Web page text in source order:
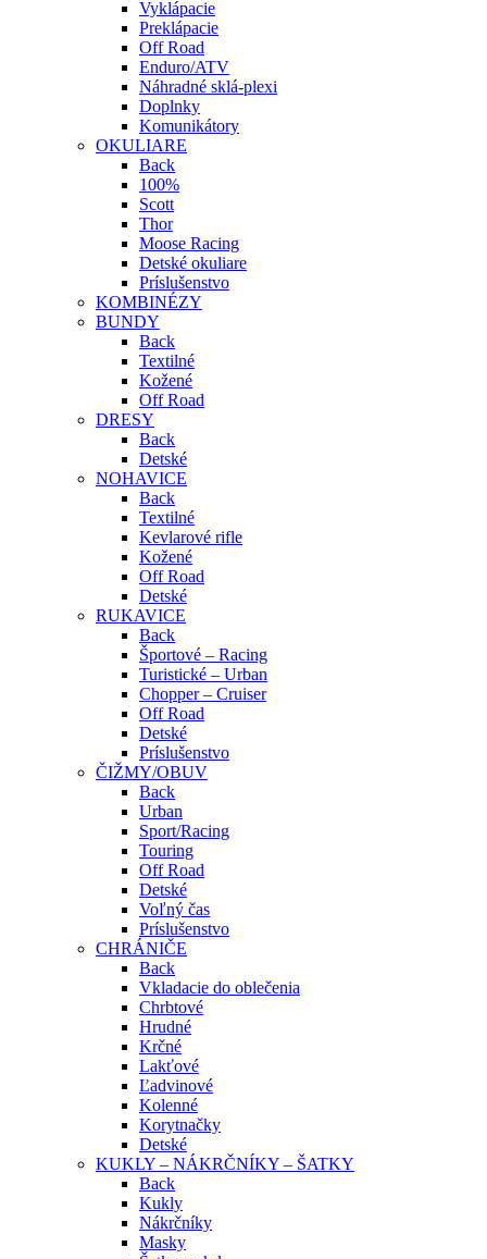
Vyklápacie
Preklápacie
Off Road
Enduro/ATV
Náhradné sklá-plexi
Doplnky
Komunikátory
OKULIARE
Back
100%
Scott
Thor
Moose Racing
Detské okuliare
Príslušenstvo
KOMBINÉZY
BUNDY
Back
Textilné
Kožené
Off Road
DRESY
Back
Detské
NOHAVICE
Back
Textilné
Kevlarové rifle
Kožené
Off Road
Detské
RUKAVICE
Back
Športové – Racing
Turistické – Urban
Chopper – Cruiser
Off Road
Detské
Príslušenstvo
ČIŽMY/OBUV
Back
Urban
Sport/Racing
Touring
Off Road
Detské
Voľný čas
Príslušenstvo
CHRÁNIČE
Back
Vkladacie do oblečenia
Chrbtové
Hrudné
Krčné
Lakťové
Ľadvinové
Kolenné
Korytnačky
Detské
KUKLY – NÁKRČNÍKY – ŠATKY
Back
Kukly
Nákrčníky
Masky